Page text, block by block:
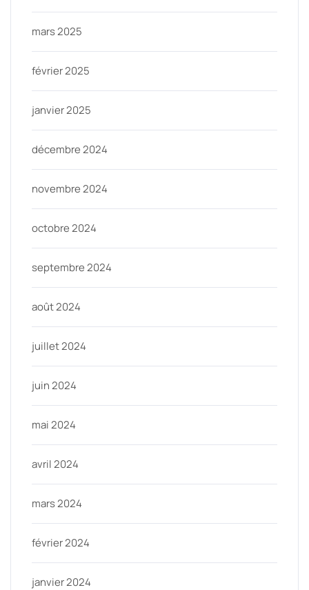
mars 2025
février 2025
janvier 2025
décembre 2024
novembre 2024
octobre 2024
septembre 2024
août 2024
juillet 2024
juin 2024
mai 2024
avril 2024
mars 2024
février 2024
janvier 2024